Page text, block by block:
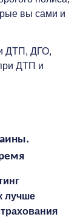
вы сами и
ДТП, ДГО,
ДТП и
лучше